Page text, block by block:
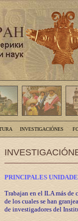
INVESTIGACIÓNES
PRINCIPALES
Trabajan en el ILA más de
de los cuales se han
de investigadores del